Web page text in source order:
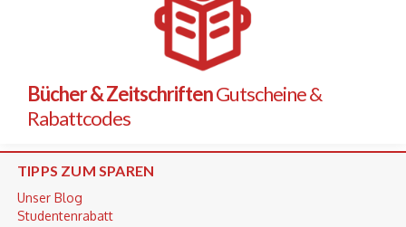
Bücher & ZeitschriftenGutscheine &
Rabattcodes
TIPPS ZUM SPAREN
Unser Blog
Studentenrabatt